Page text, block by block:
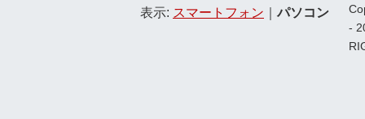
-
表示: スマートフォン パソコン